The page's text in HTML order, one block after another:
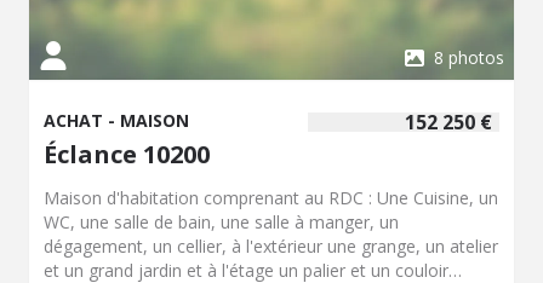
8 photos
152 250 €
ACHAT - MAISON
Éclance 10200
Maison d'habitation comprenant au RDC : Une Cuisine, un
WC, une salle de bain, une salle à manger, un
dégagement, un cellier, à l'extérieur une grange, un atelier
et un grand jardin et à l'étage un palier et un couloir